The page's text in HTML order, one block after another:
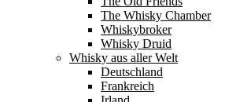
The Whisky Chamber
Whiskybroker
Whisky Druid
Whisky aus aller Welt
Deutschland
Frankreich